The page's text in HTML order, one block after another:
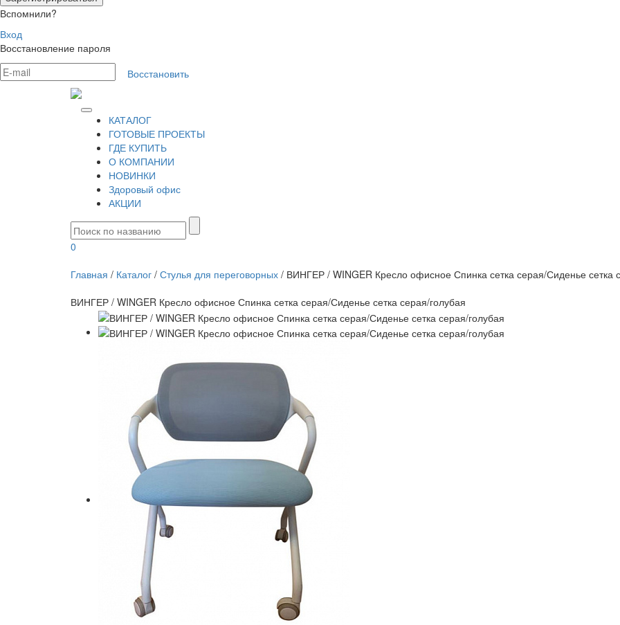
Вспомнили?
Вход
Восстановление пароля
Восстановить
КАТАЛОГ
ГОТОВЫЕ ПРОЕКТЫ
ГДЕ КУПИТЬ
О КОМПАНИИ
НОВИНКИ
Здоровый офис
АКЦИИ
0
Главная / Каталог / Стулья для переговорных / ВИНГЕР / WINGER Кресло офисное Спинка сетка серая/Сиденье сетка
ВИНГЕР / WINGER Кресло офисное Спинка сетка серая/Сиденье сетка серая/голубая